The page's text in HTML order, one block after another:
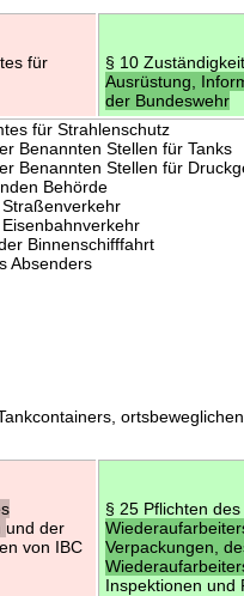
für
§ 10
Ausrüstung,
der Bundeswehr
für Strahlenschutz
Benannten Stellen für Tanks
Benannten Stellen für
Behörde
Binnenschifffahrt
Absenders
und der
von IBC
§ 25 Pflichten
Verpackungen,
Inspektionen und